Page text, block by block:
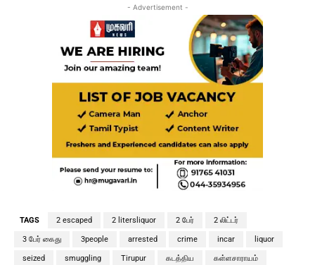
- Advertisement -
TAGS 2 escaped 2 litersliquor 2 பேர் 2 லிட்டர்
3 பேர் கைது 3people arrested crime incar liquor
seized smuggling Tirupur கடத்திய கள்ளசாராயம்